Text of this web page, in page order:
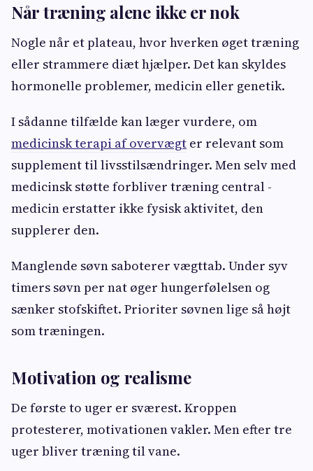
Når træning alene ikke er nok
Nogle når et plateau, hvor hverken øget træning
eller strammere diæt hjælper. Det kan skyldes
hormonelle problemer, medicin eller genetik.
I sådanne tilfælde kan læger vurdere, om
medicinsk terapi af overvægt er relevant som
supplement til livsstilsændringer. Men selv med
medicinsk støtte forbliver træning central -
medicin erstatter ikke fysisk aktivitet, den
supplerer den.
Manglende søvn saboterer vægttab. Under syv
timers søvn per nat øger hungerfølelsen og
sænker stofskiftet. Prioriter søvnen lige så højt
som træningen.
Motivation og realisme
De første to uger er sværest. Kroppen
protesterer, motivationen vakler. Men efter tre
uger bliver træning til vane.